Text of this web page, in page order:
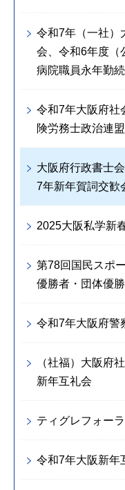
令和7年（一社）
会、令和6年度（
病院職員永年勤
令和7年大阪府社
険労務士政治連
大阪府行政書士
7年新年賀詞交歓
2025大阪私学新
第78回国民スポ
優勝者・団体優
令和7年大阪府警
（社福）大阪府
新年互礼会
ティグレフォー
令和7年大阪新年